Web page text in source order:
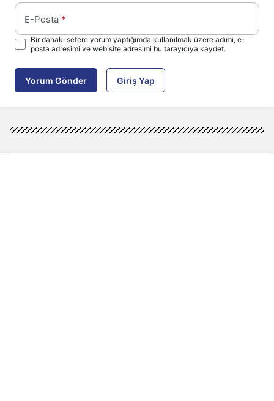
E-Posta *
Bir dahaki sefere yorum yaptığımda kullanılmak üzere adımı, e-
posta adresimi ve web site adresimi bu tarayıcıya kaydet.
Yorum Gönder Giriş Yap